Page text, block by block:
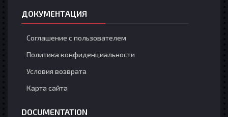
ДОКУМЕНТАЦИЯ
Соглашение с пользователем
Политика конфиденциальности
Условия возврата
Карта сайта
DOCUMENTATION